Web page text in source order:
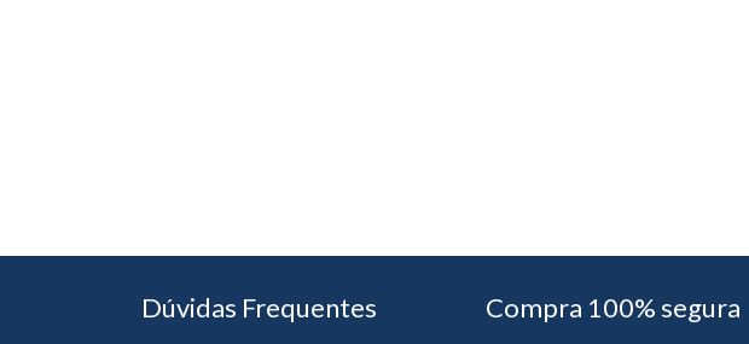
Dúvidas Frequentes Compra 100% segura